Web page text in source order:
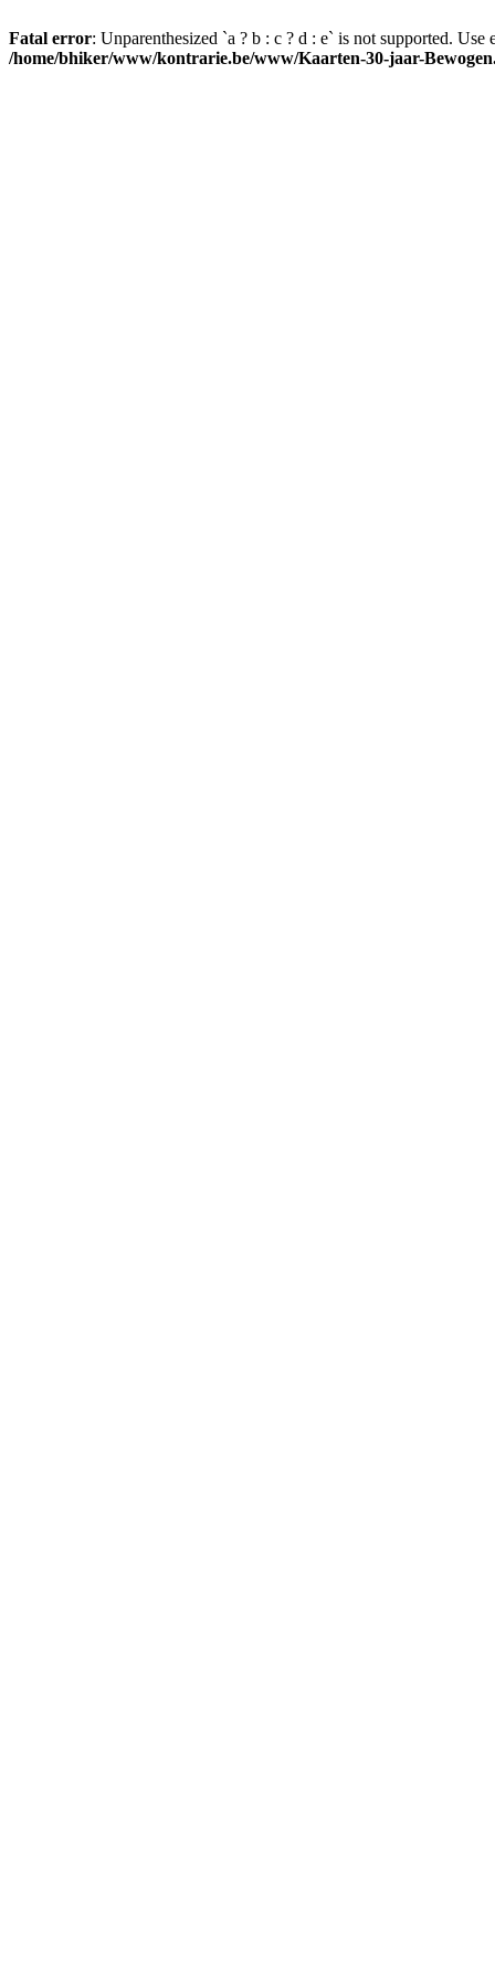
Fatal error: Unparenthesized `a ? b : c ? d : e` is not supported.
/home/bhiker/www/kontrarie.be/www/Kaarten-30-jaar-